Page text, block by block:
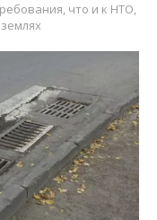
что и к НТО,